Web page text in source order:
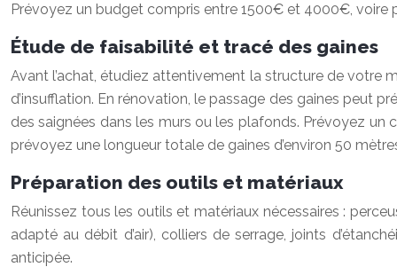
Prévoyez un budget compris entre 1500€ et 4000€, voire
Étude de faisabilité et tracé des gaines
Avant l’achat, étudiez attentivement la structure de votre
d’insufflation. En rénovation, le passage des gaines peut
des saignées dans les murs ou les plafonds. Prévoyez un
prévoyez une longueur totale de gaines d’environ 50
Préparation des outils et matériaux
Réunissez tous les outils et matériaux nécessaires :
adapté au débit d’air), colliers de serrage, joints
anticipée.